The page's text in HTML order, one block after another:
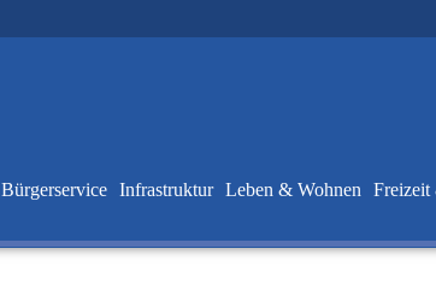
Bürgerservice Infrastruktur Leben & Wohnen